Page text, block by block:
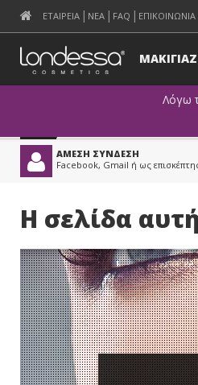
ΕΤΑΙΡΕΙΑ ΝΕΑ FAQ ΕΠΙΚΟΙΝΩΝΙΑ
ΜΑΚΙΓΙΑΖ
Λόγω
ΑΜΕΣΗ ΣΥΝΔΕΣΗ
Facebook, Gmail ή ως
Η σελίδα